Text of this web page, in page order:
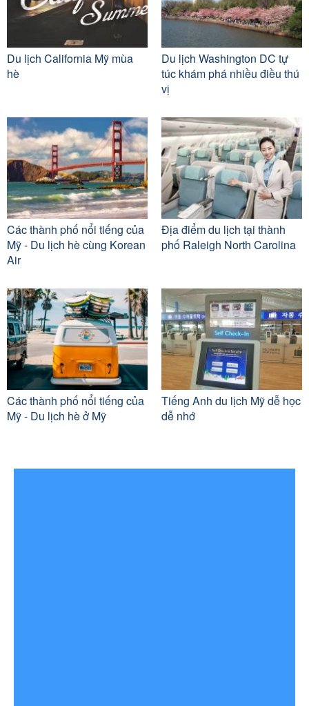
Du lịch California Mỹ mùa
hè
Du lịch Washington DC tự
túc khám phá nhiều điều thú
vị
Các thành phố nổi tiếng của
Mỹ - Du lịch hè cùng Korean
Air
Địa điểm du lịch tại thành
phố Raleigh North Carolina
Các thành phố nổi tiếng của
Mỹ - Du lịch hè ở Mỹ
Tiếng Anh du lịch Mỹ dễ học
dễ nhớ